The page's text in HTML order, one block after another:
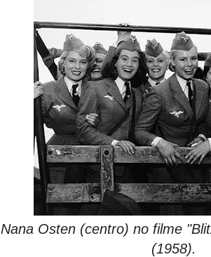
Nana Osten (centro) no filme
(1958).